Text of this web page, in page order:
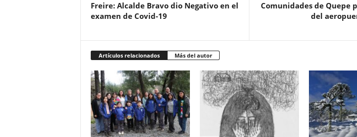
Freire: Alcalde Bravo dio Negativo en el
examen de Covid-19
Comunidades de Quepe
del
Artículos relacionados Más del autor